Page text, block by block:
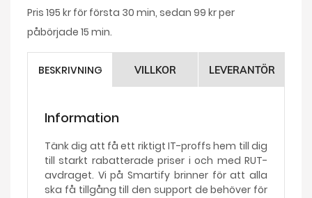
Pris 195 kr för första 30 min, sedan 99 kr per
påbörjade 15 min.
BESKRIVNING VILLKOR LEVERANTÖR
Information
Tänk dig att få ett riktigt IT-proffs hem till dig
till starkt rabatterade priser i och med RUT-
avdraget. Vi på Smartify brinner för att alla
ska få tillgång till den support de behöver för